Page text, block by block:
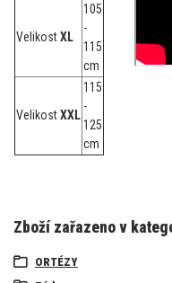
VelikostXL
105
-
115
cm
VelikostXXL
115
-
125
cm
Zboží zařazeno v
ORTÉZY